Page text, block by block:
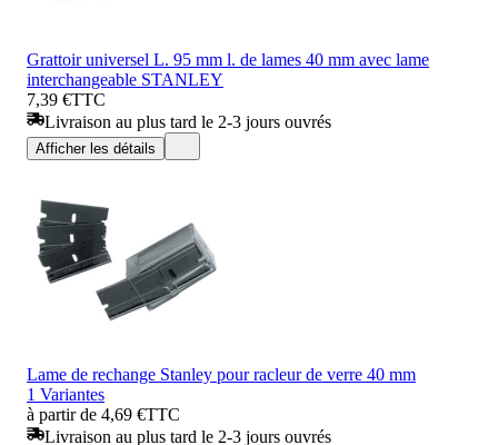
Grattoir universel L. 95 mm l. de lames 40 mm avec lame
interchangeable STANLEY
7,39 €TTC
Livraison au plus tard le 2-3 jours ouvrés
Afficher les détails
Lame de rechange Stanley pour racleur de verre 40 mm
1 Variantes
à partir de 4,69 €TTC
Livraison au plus tard le 2-3 jours ouvrés